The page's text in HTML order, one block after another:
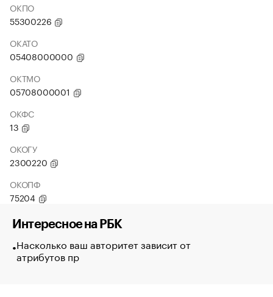
ОКПО
55300226
ОКАТО
05408000000
ОКТМО
05708000001
ОКФС
13
ОКОГУ
2300220
ОКОПФ
75204
Интересное на РБК
Насколько ваш авторитет зависит от
атрибутов пр